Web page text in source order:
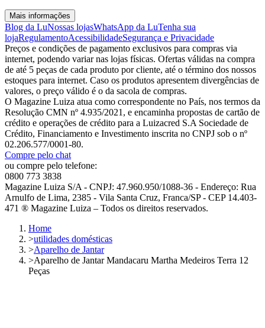
Mais informações
Blog da LuNossas lojasWhatsApp da LuTenha sua
lojaRegulamentoAcessibilidadeSegurança e Privacidade
Preços e condições de pagamento exclusivos para compras via
internet, podendo variar nas lojas físicas. Ofertas válidas na compra
de até 5 peças de cada produto por cliente, até o término dos nossos
estoques para internet. Caso os produtos apresentem divergências de
valores, o preço válido é o da sacola de compras.
O Magazine Luiza atua como correspondente no País, nos termos da
Resolução CMN nº 4.935/2021, e encaminha propostas de cartão de
crédito e operações de crédito para a Luizacred S.A Sociedade de
Crédito, Financiamento e Investimento inscrita no CNPJ sob o nº
02.206.577/0001-80.
Compre pelo chat
ou compre pelo telefone:
0800 773 3838
Magazine Luiza S/A - CNPJ: 47.960.950/1088-36 - Endereço: Rua
Arnulfo de Lima, 2385 - Vila Santa Cruz, Franca/SP - CEP 14.403-
471 ® Magazine Luiza – Todos os direitos reservados.
Home
>utilidades domésticas
>Aparelho de Jantar
>Aparelho de Jantar Mandacaru Martha Medeiros Terra 12
Peças